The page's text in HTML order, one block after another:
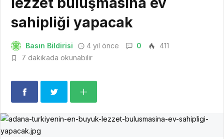
sahipliği yapacak
Basın Bildirisi 4 yıl önce 0
411
7 dakikada okunabilir